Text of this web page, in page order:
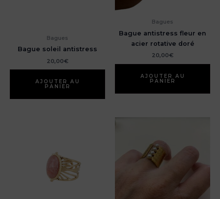
Bagues
Bague soleil antistress
20,00€
AJOUTER AU
PANIER
Bagues
Bague antistress fleur en
acier rotative doré
20,00€
AJOUTER AU
PANIER